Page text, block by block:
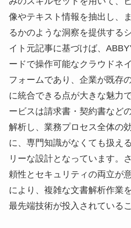
像やテキスト情報を抽出し、
るかのような洞察を提供する
イト元記事に基づけば、
ードで操作可能なクラウドネ
フォームであり、企業が既存
に統合できる点が大きな魅力
ービスは請求書・契約書など
解析し、業務プロセス全体の
に、専門知識がなくても扱え
リーな設計となっています。
頼性とセキュリティの両立が
により、複雑な文書解析作業
最先端技術が投入されている